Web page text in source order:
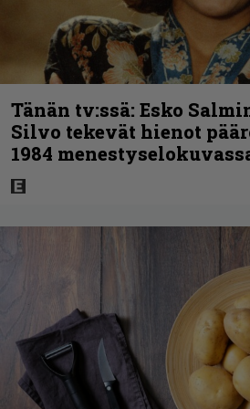
Tänän tv:ssä: Esko
Silvo tekevät hienot
1984